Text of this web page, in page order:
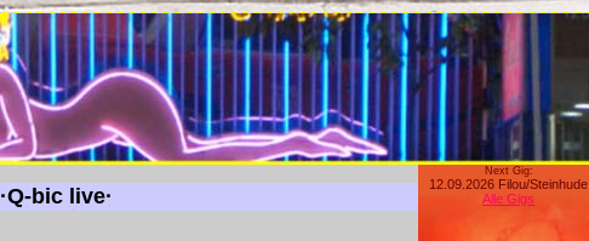
Next Gig:
12.09.2026 Filou/Steinhude
Alle Gigs
·Q-bic live·